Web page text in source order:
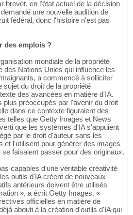
brevet, en l'état actuel de la décision
une nouvelle audition de
fédéral, donc l'histoire n'est pas
des emplois ?
mondiale de la propriété
des Nations Unies qui influence les
a commencé à solliciter
du droit de la propriété
des avancées en matière d'IA.
plus préoccupés par l'avenir du droit
dans ce contexte figuraient des
telles que Getty Images et News
que les systèmes d'IA s'appuient
par le droit d'auteur sans les
et l'utilisent pour générer des images
faisaient passer pour des originaux.
capables d'une véritable créativité
outils d'IA créent de nouveaux
antérieurs doivent être utilisés
», a écrit Getty Images. «
officielles en matière de
abouti à la création d'outils d'IA qui